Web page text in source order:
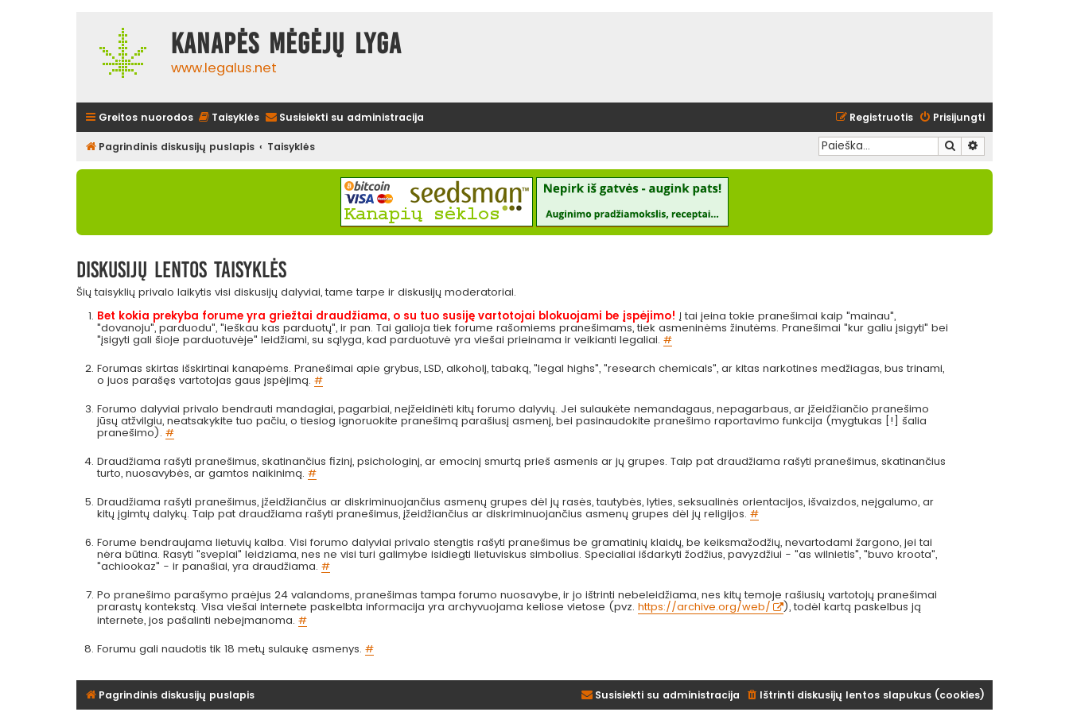
Kanapės mėgėjų lyga
www.legalus.net
Greitos nuorodos Taisyklės Susisiekti su administracija Prisijungti
Registruotis
Pagrindinis diskusijų puslapis Taisyklės Ieškoti
Diskusijų lentos taisyklės
Šių taisyklių privalo laikytis visi diskusijų dalyviai, tame tarpe ir diskusijų moderatoriai.
Bet kokia prekyba forume yra griežtai draudžiama, o su tuo susiję vartotojai blokuojami be įspėjimo! Į tai įeina tokie pranešimai kaip "mainau",
"dovanoju", parduodu", "ieškau kas parduotų", ir pan. Tai galioja tiek forume rašomiems pranešimams, tiek asmeninėms žinutėms. Pranešimai "kur galiu įsigyti" bei
"įsigyti gali šioje parduotuvėje" leidžiami, su sąlyga, kad parduotuvė yra viešai prieinama ir veikianti legaliai.#
Forumas skirtas išskirtinai kanapėms. Pranešimai apie grybus, LSD, alkoholį, tabaką, "legal highs", "research chemicals", ar kitas narkotines medžiagas, bus trinami,
o juos parašęs vartotojas gaus įspėjimą.#
Forumo dalyviai privalo bendrauti mandagiai, pagarbiai, neįžeidinėti kitų forumo dalyvių. Jei sulaukėte nemandagaus, nepagarbaus, ar įžeidžiančio pranešimo
jūsų atžvilgiu, neatsakykite tuo pačiu, o tiesiog ignoruokite pranešimą parašiusį asmenį, bei pasinaudokite pranešimo raportavimo funkcija (mygtukas [!] šalia
pranešimo).#
Draudžiama rašyti pranešimus, skatinančius fizinį, psichologinį, ar emocinį smurtą prieš asmenis ar jų grupes. Taip pat draudžiama rašyti pranešimus, skatinančius
turto, nuosavybės, ar gamtos naikinimą.#
Draudžiama rašyti pranešimus, įžeidžiančius ar diskriminuojančius asmenų grupes dėl jų rasės, tautybės, lyties, seksualinės orientacijos, išvaizdos, neįgalumo, ar
kitų įgimtų dalykų. Taip pat draudžiama rašyti pranešimus, įžeidžiančius ar diskriminuojančius asmenų grupes dėl jų religijos.#
Forume bendraujama lietuvių kalba. Visi forumo dalyviai privalo stengtis rašyti pranešimus be gramatinių klaidų, be keiksmažodžių, nevartodami žargono, jei tai
nėra būtina. Rasyti "sveplai" leidziama, nes ne visi turi galimybe isidiegti lietuviskus simbolius. Specialiai išdarkyti žodžius, pavyzdžiui - "as wilnietis", "buvo kroota",
"achiookaz" - ir panašiai, yra draudžiama.#
Po pranešimo parašymo praėjus 24 valandoms, pranešimas tampa forumo nuosavybe, ir jo ištrinti nebeleidžiama, nes kitų temoje rašiusių vartotojų pranešimai
prarastų kontekstą. Visa viešai internete paskelbta informacija yra archyvuojama keliose vietose (pvz.https://archive.org/web/
), todėl kartą paskelbus ją
internete, jos pašalinti nebeįmanoma.#
Forumu gali naudotis tik 18 metų sulaukę asmenys.#
Pagrindinis diskusijų puslapis Ištrinti diskusijų lentos slapukus (cookies)
Susisiekti su administracija